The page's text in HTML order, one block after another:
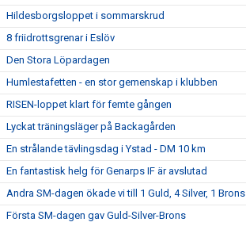
Hildesborgsloppet i sommarskrud
8 friidrottsgrenar i Eslöv
Den Stora Löpardagen
Humlestafetten - en stor gemenskap i klubben
RISEN-loppet klart för femte gången
Lyckat träningsläger på Backagården
En strålande tävlingsdag i Ystad - DM 10 km
En fantastisk helg för Genarps IF är avslutad
Andra SM-dagen ökade vi till 1 Guld, 4 Silver, 1 Brons
Första SM-dagen gav Guld-Silver-Brons